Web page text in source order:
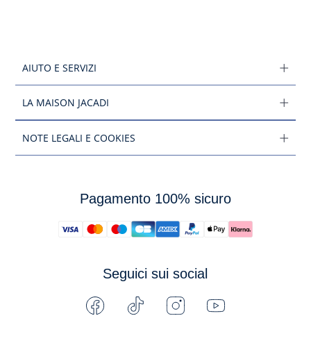
AIUTO E SERVIZI
LA MAISON JACADI
NOTE LEGALI E COOKIES
Pagamento 100% sicuro
Seguici sui social
Facebook Tiktok InstagramYoutube